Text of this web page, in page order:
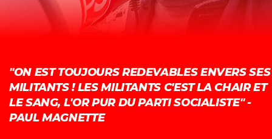
"ON EST TOUJOURS REDEVABLES ENVERS SES
MILITANTS ! LES MILITANTS C'EST LA CHAIR ET
LE SANG, L'OR PUR DU PARTI SOCIALISTE" -
PAUL MAGNETTE